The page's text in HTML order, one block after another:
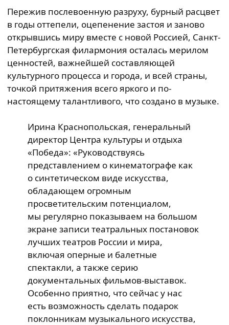
Пережив послевоенную разруху, бурный расцвет
в годы оттепели, оцепенение застоя и заново
открывшись миру вместе с новой Россией, Санкт-
Петербургская филармония осталась мерилом
ценностей, важнейшей составляющей
культурного процесса и города, и всей страны,
точкой притяжения всего яркого и по-
настоящему талантливого, что создано в музыке.
Ирина Краснопольская, генеральный
директор Центра культуры и отдыха
«Победа»: «Руководствуясь
представлением о кинематографе как
о синтетическом виде искусства,
обладающем огромным
просветительским потенциалом,
мы регулярно показываем на большом
экране записи театральных постановок
лучших театров России и мира,
включая оперные и балетные
спектакли, а также серию
документальных фильмов-выставок.
Особенно приятно, что сейчас у нас
есть возможность сделать подарок
поклонникам музыкального искусства,